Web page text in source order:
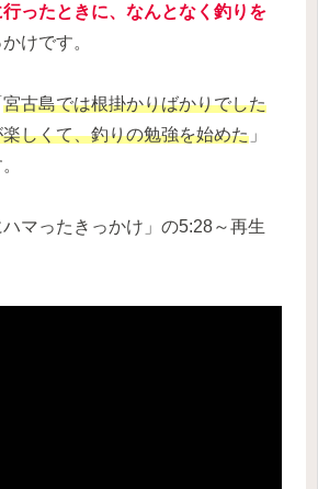
ったときに、なんとなく釣りを
けです。
宮古島では根掛かりばかりでした
しくて、釣りの勉強を始めた 」
マったきっかけ」の5:28～再生